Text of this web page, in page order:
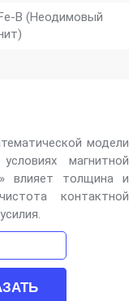
B (Неодимовый
модели
магнитной
влияет толщина и
контактной